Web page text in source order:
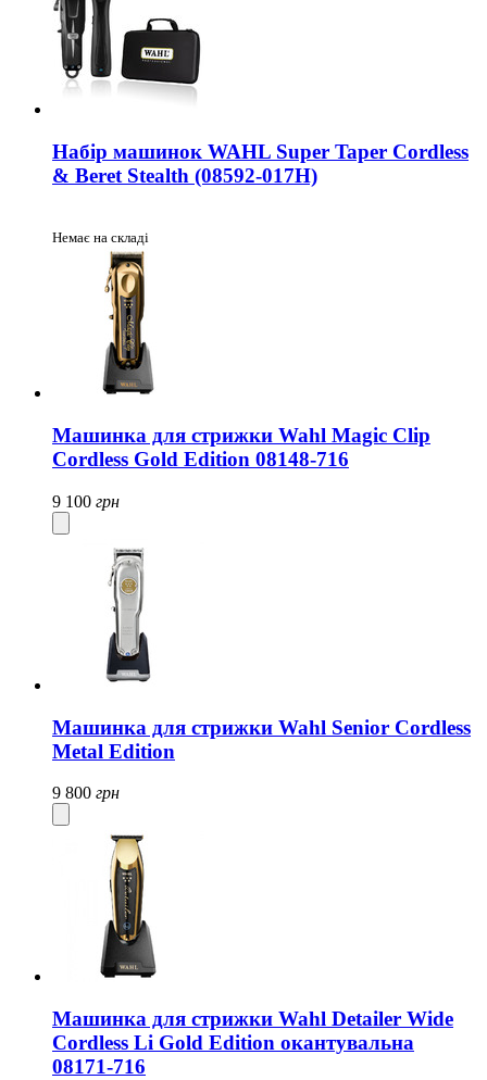
Набір машинок WAHL Super Taper Cordless
& Beret Stealth (08592-017H)
Немає на складі
Машинка для стрижки Wahl Magic Clip
Cordless Gold Edition 08148-716
9 100 грн
Машинка для стрижки Wahl Senior Cordless
Metal Edition
9 800 грн
Машинка для стрижки Wahl Detailer Wide
Cordless Li Gold Edition окантувальна
08171-716